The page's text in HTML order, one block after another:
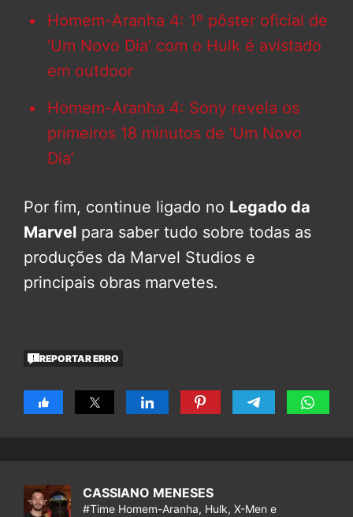
Homem-Aranha 4: 1º pôster oficial de
‘Um Novo Dia’ com o Hulk é avistado
em outdoor
Homem-Aranha 4: Sony revela os
primeiros 18 minutos de ‘Um Novo
Dia’
Por fim, continue ligado no Legado da
Marvel para saber tudo sobre todas as
produções da Marvel Studios e
principais obras marvetes.
REPORTAR ERRO
CASSIANO MENESES
#Time Homem-Aranha, Hulk, X-Men e